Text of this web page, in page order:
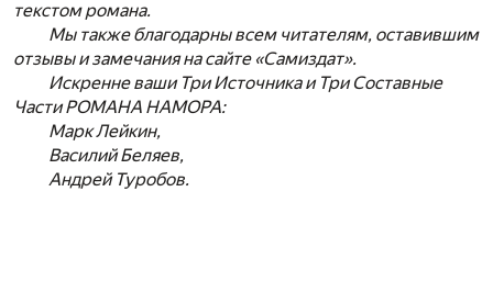
текстом романа.
Мы также благодарны всем читателям, оставившим
отзывы и замечания на сайте «Самиздат».
Искренне ваши Три Источника и Три Составные
Части РОМАНА НАМОРА:
Марк Лейкин,
Василий Беляев,
Андрей Туробов.